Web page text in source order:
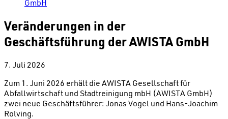
GmbH
Veränderungen in der
Geschäftsführung der AWISTA GmbH
7. Juli 2026
Zum 1. Juni 2026 erhält die AWISTA Gesellschaft für
Abfallwirtschaft und Stadtreinigung mbH (AWISTA GmbH)
zwei neue Geschäftsführer: Jonas Vogel und Hans‑Joachim
Rolving.